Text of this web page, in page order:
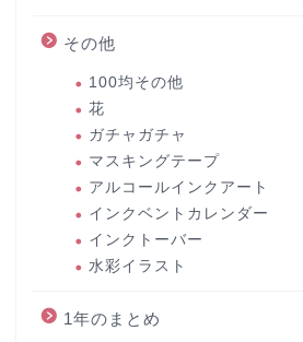
その他
100均その他
花
ガチャガチャ
マスキングテープ
アルコールインクアート
インクベントカレンダー
インクトーバー
水彩イラスト
1年のまとめ